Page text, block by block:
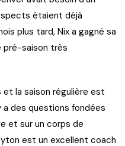
étaient déjà
plus tard, Nix a gagné sa
pré-saison très
la saison régulière est
a des questions fondées
et sur un corps de
est un excellent coach